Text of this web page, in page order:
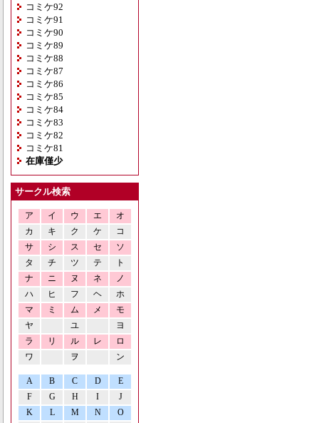
コミケ92
コミケ91
コミケ90
コミケ89
コミケ88
コミケ87
コミケ86
コミケ85
コミケ84
コミケ83
コミケ82
コミケ81
在庫僅少
サークル検索
ア イ ウ エ
オ
カ
キ ク ケ
コ
サ
シ ス セ
ソ
タ
チ ツ テ
ト
ナ
ニ ヌ ネ
ノ
ハ
ヒ フ ヘ
ホ
マ
ミ ム メ
モ
ヤ
ユ
ヨ
ラ
リ ル レ
ロ
ワ
ヲ ン
A B C D
E
F
G H I
J
K
L M N O